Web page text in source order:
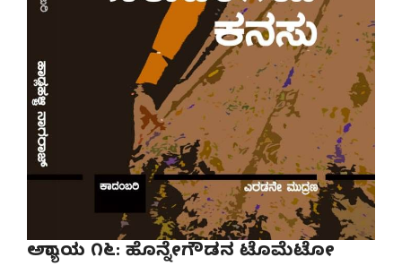
ಅಧ್ಯಾಯ ೧೬: ಹೊನ್ನೇಗೌಡನ ಟೊಮೆಟೋ